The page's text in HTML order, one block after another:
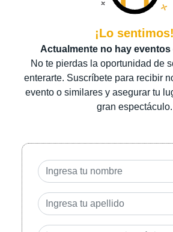
¡Lo sentimos!
Actualmente no hay
No te pierdas la oportunidad de
enterarte. Suscríbete para recibir
evento o similares y asegurar tu
gran espectáculo.